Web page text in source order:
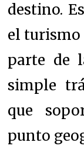
destino.
el turismo
parte de
simple
que
punto